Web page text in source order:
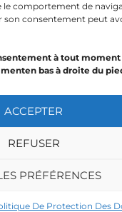
comportement de
son consentement peut
à tout
bas à droite du
ACCEPTER
REFUSER
PRÉFÉRENCES
De Protection Des